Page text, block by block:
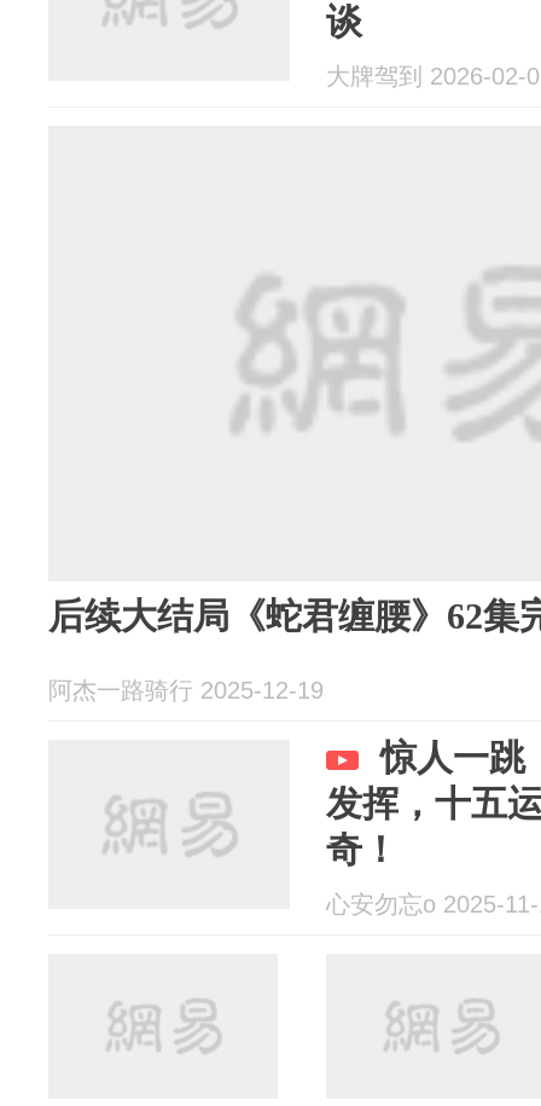
谈
大牌驾到 2026-02-
后续大结局《蛇君缠腰》62集
阿杰一路骑行 2025-12-19
惊人一跳
发挥，十五
奇！
心安勿忘o 2025-